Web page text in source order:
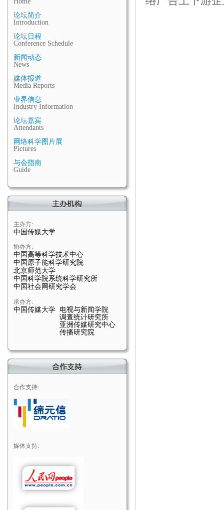
论坛简介
Introduction
论坛日程
Conference Schedule
新闻动态
News
媒体报道
Media Reports
业界信息
Industry Information
论坛嘉宾
Attendants
网络科学图片展
Pictures
与会指南
Guide
主办方:
中国传媒大学
协办方:
中国高等科学技术中心
中国原子能科学研究院
北京师范大学
中国科学院系统科学研究所
中国社会网研究学会
承办方:
中国传媒大学 电视与新闻学院
调查统计研究所
亚洲传媒研究中心
传播研究院
合作支持:
媒体支持: